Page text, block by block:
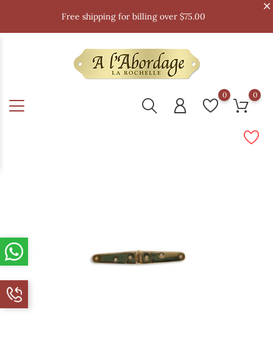
Free shipping for billing over $75.00
0 0